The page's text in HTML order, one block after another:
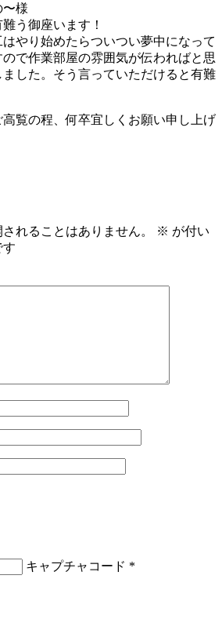
〜様
う御座います！
やり始めたらついつい夢中になって
ので作業部屋の雰囲気が伝わればと思
ました。そう言っていただけると有難
覧の程、何卒宜しくお願い申し上げ
れることはありません。 ※ が付い
す
キャプチャコード *